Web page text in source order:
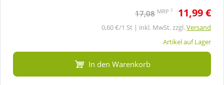
17,08 MRP 2 11,99 €
0,60 €/1 St | inkl. MwSt. zzgl.Versand
Artikel auf Lager
In den Warenkorb